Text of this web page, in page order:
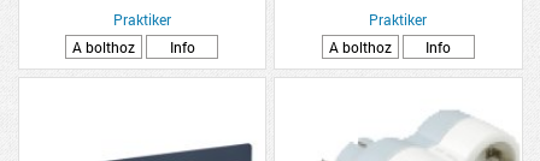
Praktiker
A bolthoz
Info
Praktiker
A bolthoz
Info